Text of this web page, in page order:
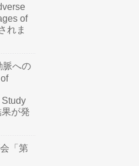
of
れま
脈への
Study
が発
「第